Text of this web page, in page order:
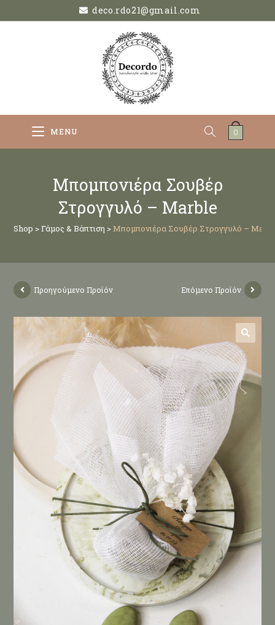
deco.rdo21@gmail.com
0
MENU
Μπομπονιέρα Σουβέρ
Στρογγυλό – Marble
Shop >Γάμος & Βάπτιση > Μπομπονιέρα Σουβέρ Στρογγυλό –
Προηγούμενο Προϊόν Επόμενο Προϊόν
🔍